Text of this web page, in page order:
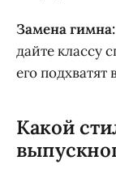
Замена гимна:
дайте классу
его подхватят
Какой